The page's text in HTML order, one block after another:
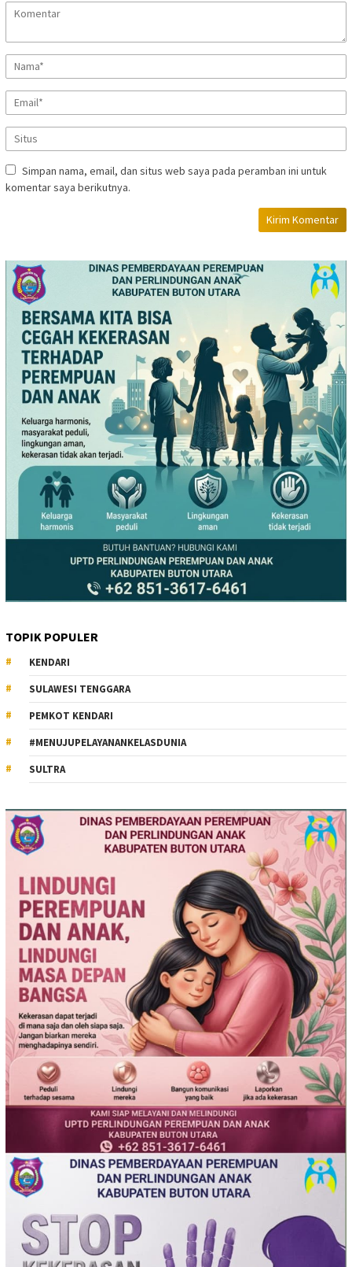
Simpan nama, email, dan situs web saya pada peramban ini untuk
komentar saya berikutnya.
TOPIK POPULER
KENDARI
SULAWESI TENGGARA
PEMKOT KENDARI
#MENUJUPELAYANANKELASDUNIA
SULTRA